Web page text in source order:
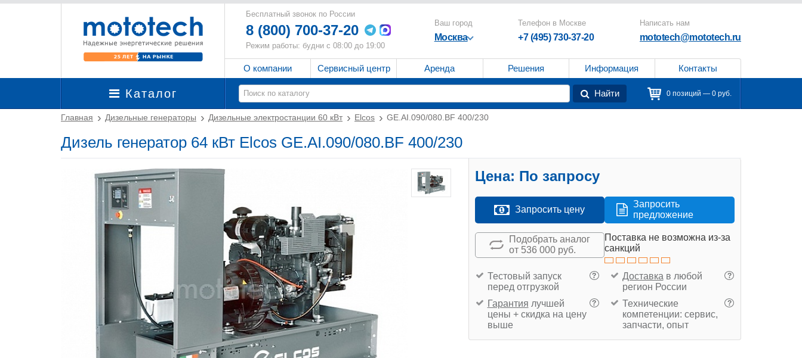
Бесплатный звонок по России
8 (800) 700-37-20
Режим работы: будни с 08:00 до 19:00
Ваш город
Москва
Телефон в Москве
+7 (495) 730-37-20
Написать нам
mototech@mototech.ru
О компании Сервисный центр Аренда Решения Информация Контакты
Каталог Найти 0 позиций — 0 руб.
Главная Дизельные генераторы Дизельные электростанции 60 кВт Elcos GE.AI.090/080.BF 400/230
Дизель генератор 64 кВт Elcos GE.AI.090/080.BF 400/230
Цена: По запросу
Запросить цену
Запросить
предложение
Подобрать аналог
от 536 000 руб.
Поставка не возможна из-за
санкций
?
Тестовый запуск
перед отгрузкой
?
Доставка в любой
регион России
?
Гарантия лучшей
цены + скидка на цену
выше
?
Технические
компетенции: сервис,
запчасти, опыт